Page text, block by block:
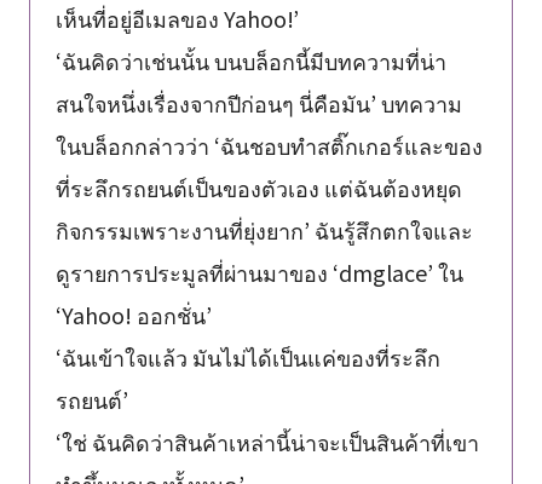
เห็นที่อยู่อีเมลของ Yahoo!’
‘ฉันคิดว่าเช่นนั้น บนบล็อกนี้มีบทความที่น่า
สนใจหนึ่งเรื่องจากปีก่อนๆ นี่คือมัน’ บทความ
ในบล็อกกล่าวว่า ‘ฉันชอบทำสติ๊กเกอร์และของ
ที่ระลึกรถยนต์เป็นของตัวเอง แต่ฉันต้องหยุด
กิจกรรมเพราะงานที่ยุ่งยาก’ ฉันรู้สึกตกใจและ
ดูรายการประมูลที่ผ่านมาของ ‘dmglace’ ใน
‘Yahoo! ออกชั่น’
‘ฉันเข้าใจแล้ว มันไม่ได้เป็นแค่ของที่ระลึก
รถยนต์’
‘ใช่ ฉันคิดว่าสินค้าเหล่านี้น่าจะเป็นสินค้าที่เขา